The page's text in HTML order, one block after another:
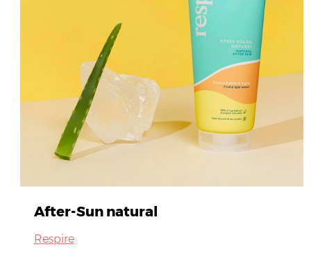
After-Sun natural
Respire